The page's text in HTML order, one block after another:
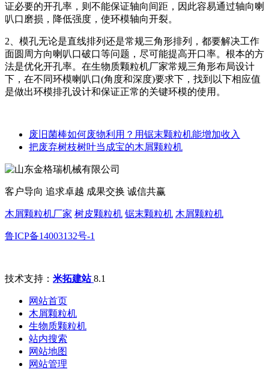
证必要的开孔率，则不能保证轴向间距，因此容易通过轴向喇
叭口磨损，降低强度，使环模轴向开裂。
2、模孔无论是直线排列还是常规三角形排列，都要解决工作
面圆周方向喇叭口破口等问题，尽可能提高开口率。根本的方
法是优化开孔率。在生物质颗粒机厂家常规三角形布局设计
下，在不同环模喇叭口(角度和深度)要求下，找到以下相应值
是做出环模排孔设计和保证正常的关键环模的使用。
废旧菌棒如何废物利用？用锯末颗粒机能增加收入
把废弃树枝树叶当成宝的木屑颗粒机
客户导向 追求卓越 成果交换 诚信共赢
木屑颗粒机厂家 树皮颗粒机 锯末颗粒机 木屑颗粒机
鲁ICP备14003132号-1
技术支持： 米拓建站8.1
网站首页
木屑颗粒机
生物质颗粒机
站内搜索
网站地图
网站管理